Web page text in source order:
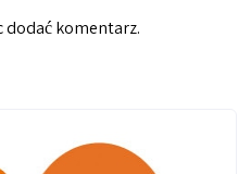
dodać komentarz.